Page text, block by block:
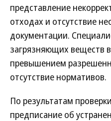
представление
отходах и отсутствие
документации.
загрязняющих веществ в
превышением
отсутствие нормативов.
По результатам
предписание об